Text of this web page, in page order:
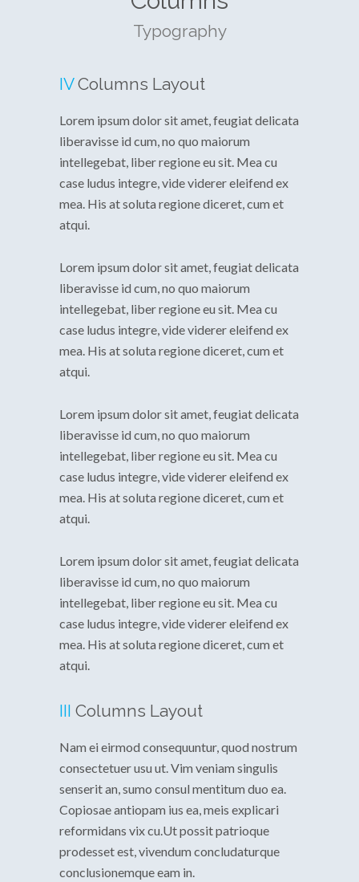
Typography
IVColumns Layout
Lorem ipsum dolor sit amet, feugiat delicata
liberavisse id cum, no quo maiorum
intellegebat, liber regione eu sit. Mea cu
case ludus integre, vide viderer eleifend ex
mea. His at soluta regione diceret, cum et
atqui.
Lorem ipsum dolor sit amet, feugiat delicata
liberavisse id cum, no quo maiorum
intellegebat, liber regione eu sit. Mea cu
case ludus integre, vide viderer eleifend ex
mea. His at soluta regione diceret, cum et
atqui.
Lorem ipsum dolor sit amet, feugiat delicata
liberavisse id cum, no quo maiorum
intellegebat, liber regione eu sit. Mea cu
case ludus integre, vide viderer eleifend ex
mea. His at soluta regione diceret, cum et
atqui.
Lorem ipsum dolor sit amet, feugiat delicata
liberavisse id cum, no quo maiorum
intellegebat, liber regione eu sit. Mea cu
case ludus integre, vide viderer eleifend ex
mea. His at soluta regione diceret, cum et
atqui.
III Columns Layout
Nam ei eirmod consequuntur, quod nostrum
consectetuer usu ut. Vim veniam singulis
senserit an, sumo consul mentitum duo ea.
Copiosae antiopam ius ea, meis explicari
reformidans vix cu.Ut possit patrioque
prodesset est, vivendum concludaturque
conclusionemque eam in.